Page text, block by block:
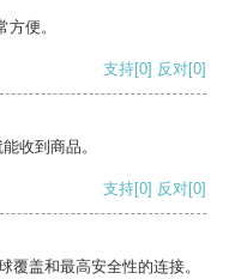
便。
支持[0] 反对[0]
收到商品。
支持[0] 反对[0]
覆盖和最高安全性的连接。